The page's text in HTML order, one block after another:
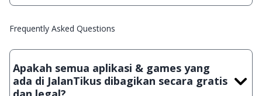
Frequently Asked Questions
Apakah semua aplikasi & games yang
ada di JalanTikus dibagikan secara gratis